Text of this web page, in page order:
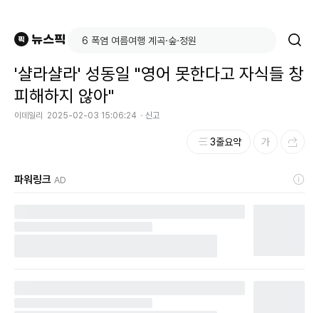
'샬라샬라' 성동일 "영어 못한다고 자식들 창
피해하지 않아"
이데일리 2025-02-03 15:06:24 신고
3줄요약
파워링크 AD